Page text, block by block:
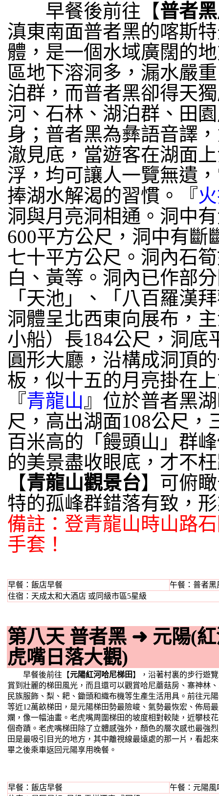
早餐後前往【普者
滇東南面普者黑的喀斯
體，是一個水域廣闊的
區地下溶洞多，漏水嚴
泊群，而普者黑卻得天
河、石林、湖泊群、田
身；普者黑為彝語音譯
澈見底，當遊客在湖面
浮，均可讓人一覽無遺
捧湖水解渴的習慣。『
洞與月亮洞相通。洞中
600平方公尺，洞中有斷
七十平方公尺。洞內石
白、黃等。洞內已作部
「天池」、「八百羅漢
洞體呈北西東向展布，
小船）長184公尺，洞底
圓形大廳，沿構成洞頂
板，似十五的月亮掛在
『青龍山』位於普者黑
尺，高出湖面108公尺
百米高的「饅頭山」群
的美景盡收眼底，才不
【青龍山觀景台】可俯
特的孤峰群錯落有致，
備註：登青龍山時山路
手套！
早餐：飯店早餐
午餐：普者黑
住宿：天成太和大酒店 或同級市區5星級
第八天 普者黑 ➜ 元陽(
虎嘴日落大觀)
早餐後前往【元陽紅河哈尼梯田】，沿著村裏的步行遊
賞到壯麗的梯田風光，而且還可以觀賞哈尼蘑菇房、寨神林
民族服飾、梨、耙、鋤頭和織布機等生產生活用具。前往元
等近12萬畝梯田，是元陽梯田勢最險峻、氣勢最恢宏、佈局
斕，像一幅油畫。老虎嘴周圍梯田的坡度相對較陡，近攀枝
個奇蹟。老虎嘴梯田除了立體感強外，顏色的層次感也最強
田是最吸引目光的地方，其中離視線最遠處的那一片，看起
畢之後乘車返回元陽享用晚餐。
早餐：飯店早餐
午餐：元陽風